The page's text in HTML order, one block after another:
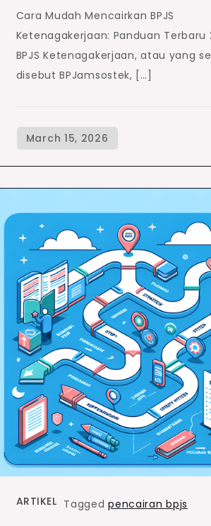
Cara Mudah Mencairkan BPJS
Ketenagakerjaan: Panduan Terbaru
BPJS Ketenagakerjaan, atau yang
disebut BPJamsostek, […]
ARTIKEL Taggedpencairan bpjs